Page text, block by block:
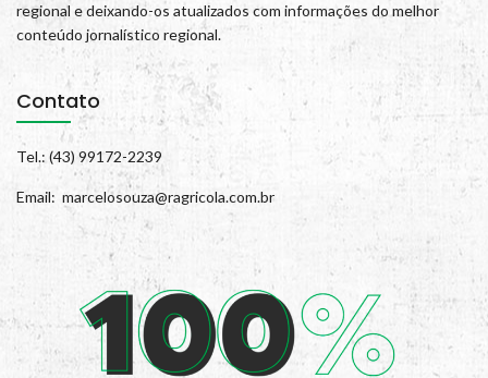
regional e deixando-os atualizados com informações do melhor
conteúdo jornalístico regional.
Contato
Tel.: (43) 99172-2239
Email: marcelosouza@ragricola.com.br